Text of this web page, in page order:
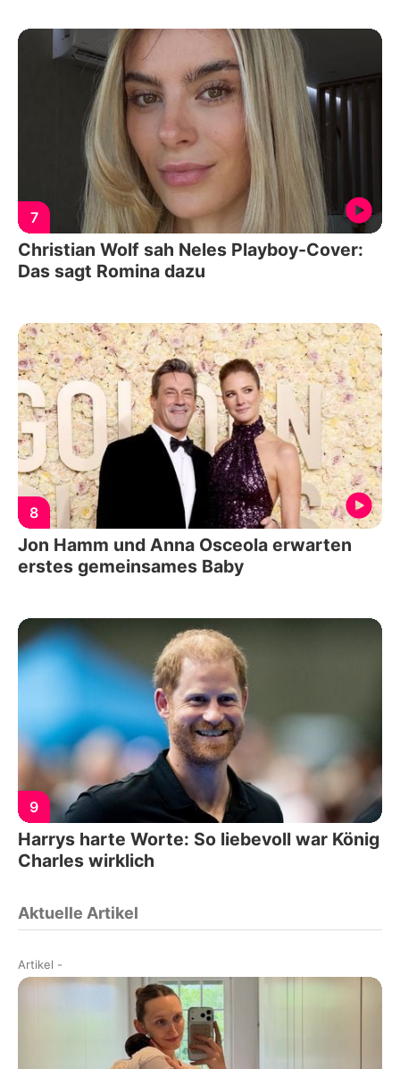
7
Christian Wolf sah Neles Playboy-Cover:
Das sagt Romina dazu
8
Jon Hamm und Anna Osceola erwarten
erstes gemeinsames Baby
9
Harrys harte Worte: So liebevoll war König
Charles wirklich
Aktuelle Artikel
Artikel -